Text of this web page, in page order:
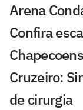
Arena
Confira
Cruzeiro:
de cirurgia